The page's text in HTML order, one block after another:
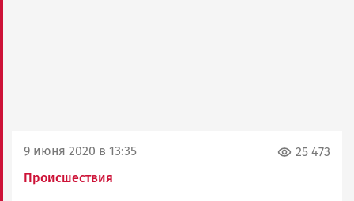
9 июня 2020 в 13:35
Происшествия
25 473